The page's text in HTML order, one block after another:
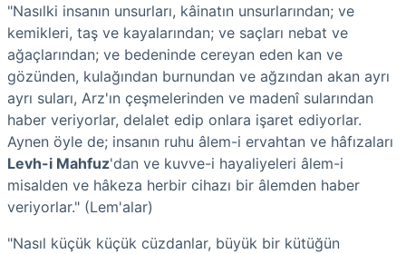
"Nasılki insanın unsurları, kâinatın unsurlarından; ve
kemikleri, taş ve kayalarından; ve saçları nebat ve
ağaçlarından; ve bedeninde cereyan eden kan ve
gözünden, kulağından burnundan ve ağzından akan ayrı
ayrı suları, Arz'ın çeşmelerinden ve madenî sularından
haber veriyorlar, delalet edip onlara işaret ediyorlar.
Aynen öyle de; insanın ruhu âlem-i ervahtan ve hâfızaları
Levh-i Mahfuz'dan ve kuvve-i hayaliyeleri âlem-i
misalden ve hâkeza herbir cihazı bir âlemden haber
veriyorlar." (Lem'alar)
"Nasıl küçük küçük cüzdanlar, büyük bir kütüğün